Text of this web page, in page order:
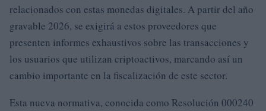
relacionados con estas monedas digitales. A partir del año
gravable 2026, se exigirá a estos proveedores que
presenten informes exhaustivos sobre las transacciones y
los usuarios que utilizan criptoactivos, marcando así un
cambio importante en la fiscalización de este sector.
Esta nueva normativa, conocida como Resolución 000240